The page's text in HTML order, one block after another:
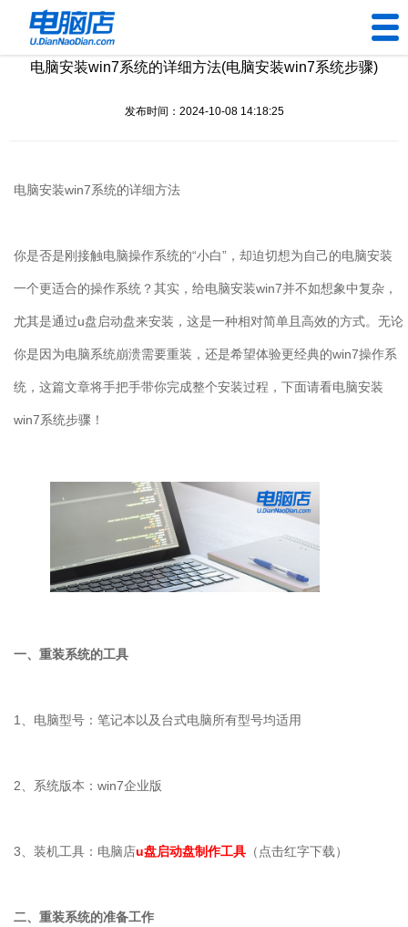
U盘工具
电脑问题
电脑安装win7系统的详细方法(电脑安装win7系统步骤)
发布时间：2024-10-08 14:18:25
电脑安装win7系统的详细方法
你是否是刚接触电脑操作系统的“小白”，却迫切想为自己的电脑安装
一个更适合的操作系统？其实，给电脑安装win7并不如想象中复杂，
尤其是通过u盘启动盘来安装，这是一种相对简单且高效的方式。无论
你是因为电脑系统崩溃需要重装，还是希望体验更经典的win7操作系
统，这篇文章将手把手带你完成整个安装过程，下面请看电脑安装
win7系统步骤！
一、重装系统的工具
1、电脑型号：笔记本以及台式电脑所有型号均适用
2、系统版本： win7企业版
3、装机工具：电脑店u盘启动盘制作工具 （点击红字下载）
二、重装系统的准备工作